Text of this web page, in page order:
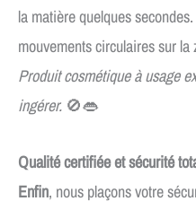
la matière quelques secondes.
mouvements circulaires sur
Produit cosmétique à usage
ingérer. 🚫👄
Qualité certifiée et sécurité
Enfin, nous plaçons votre